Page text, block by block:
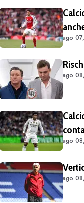
ago
ago
ago
ago